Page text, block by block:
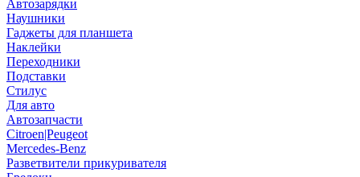
Автозарядки
Наушники
Гаджеты для планшета
Наклейки
Переходники
Подставки
Стилус
Для авто
Автозапчасти
Citroen|Peugeot
Mercedes-Benz
Разветвители прикуривателя